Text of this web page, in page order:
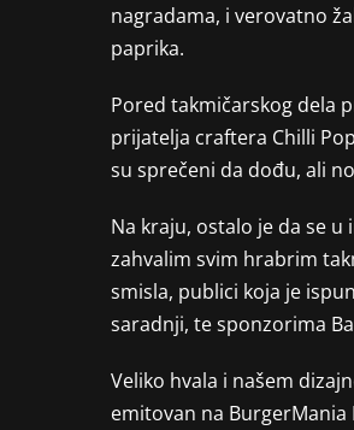
nagradama, i verovatno
paprika.
Pored takmičarskog dela
prijatelja craftera Chilli
su sprečeni da dođu, ali
Na kraju, ostalo je da se
zahvalim svim hrabrim
smisla, publici koja je
saradnji, te sponzorima
Veliko hvala i našem
emitovan na